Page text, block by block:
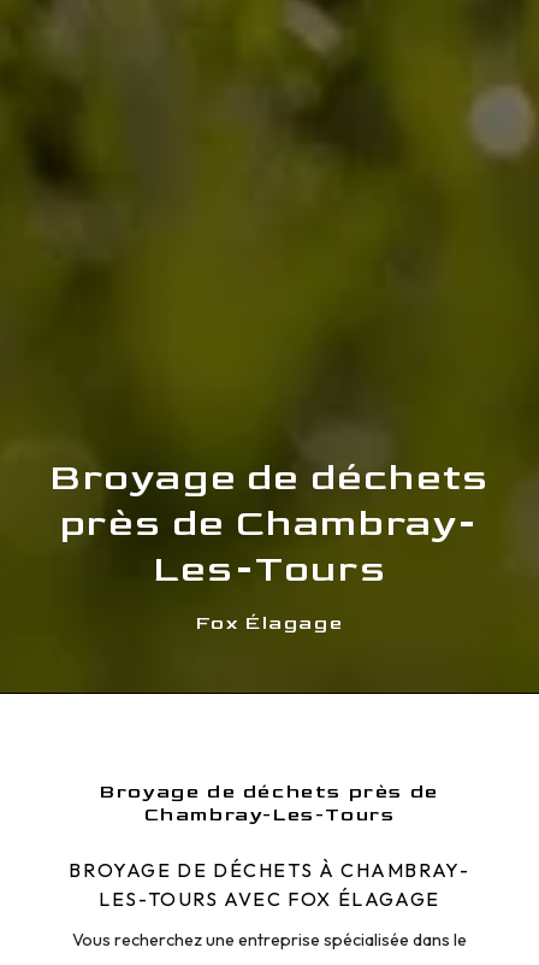
Broyage de déchets
près de Chambray-
Les-Tours
Fox Élagage
Broyage de déchets près de
Chambray-Les-Tours
BROYAGE DE DÉCHETS À CHAMBRAY-
LES-TOURS AVEC FOX ÉLAGAGE
Vous recherchez une entreprise spécialisée dans le